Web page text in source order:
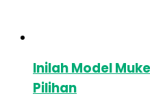
Inilah Model
Pilihan